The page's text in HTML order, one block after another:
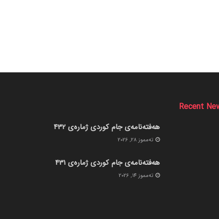
Recent
هەفتەنامەی جام کوردی ژمارەی 432
ته‌مموز 28, 2026
هەفتەنامەی جام کوردی ژمارەی 431
ته‌مموز 14, 2026